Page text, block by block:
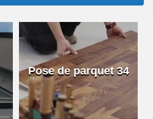
Pose de parquet 34